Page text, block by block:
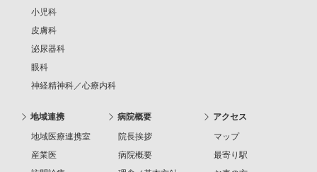
小児科
皮膚科
泌尿器科
眼科
神経精神科／心療内科
地域連携
地域医療連携室
産業医
病院概要
院長挨拶
病院概要
アクセス
マップ
最寄り駅